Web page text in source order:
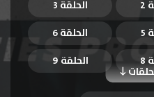
الحلقة 3
الحلقة 6
الحلقة 9
الحلقة 12